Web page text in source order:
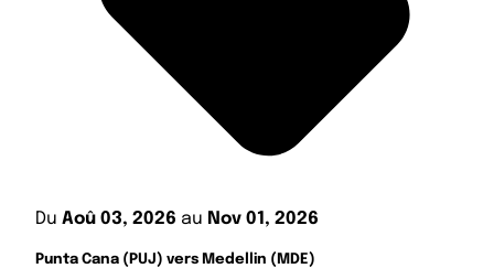
Du Aoû 03, 2026 au Nov 01, 2026
Punta Cana (PUJ) vers Medellin (MDE)